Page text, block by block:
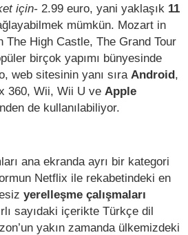
için- 2.99 euro, yani yaklaşık 11
mümkün. Mozart in
The High Castle, The Grand Tour
birçok yapımı bünyesinde
web sitesinin yanı sıra Android,
360, Wii, Wii U ve Apple
de kullanılabiliyor.
ana ekranda ayrı bir kategori
Netflix ile rekabetindeki en
yerelleşme çalışmaları
sayıdaki içerikte Türkçe dil
yakın zamanda ülkemizdeki